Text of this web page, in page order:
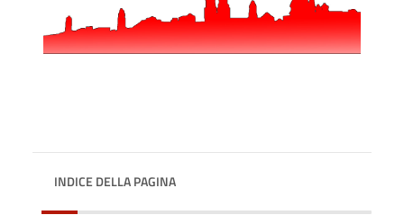
INDICE DELLA PAGINA